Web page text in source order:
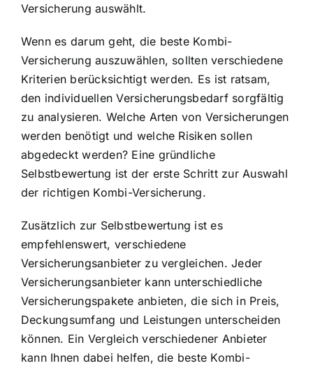
Versicherung auswählt.
Wenn es darum geht, die beste Kombi-
Versicherung auszuwählen, sollten verschiedene
Kriterien berücksichtigt werden. Es ist ratsam,
den individuellen Versicherungsbedarf sorgfältig
zu analysieren. Welche Arten von Versicherungen
werden benötigt und welche Risiken sollen
abgedeckt werden? Eine gründliche
Selbstbewertung ist der erste Schritt zur Auswahl
der richtigen Kombi-Versicherung.
Zusätzlich zur Selbstbewertung ist es
empfehlenswert, verschiedene
Versicherungsanbieter zu vergleichen. Jeder
Versicherungsanbieter kann unterschiedliche
Versicherungspakete anbieten, die sich in Preis,
Deckungsumfang und Leistungen unterscheiden
können. Ein Vergleich verschiedener Anbieter
kann Ihnen dabei helfen, die beste Kombi-